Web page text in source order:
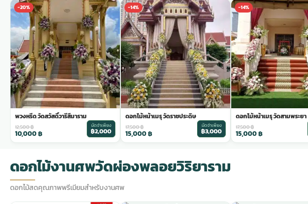
-20%
พวงหรีด วัดสวัสดิ์วารีสีมาราม
12,500฿
10,000฿
มัดจำเพียง
฿2,000
-14%
ดอกไม้หน้าเมรุ วัดราชประดิษ
17,500฿
15,000฿
มัดจำเพียง
฿3,000
-14%
ดอกไม้หน้าเมรุ วัดสามพระยา
17,500฿
15,000฿
ดอกไม้งานศพวัดผ่องพลอยวิริยาราม
ดอกไม้สดคุณภาพพรีเมียมสำหรับงานศพ